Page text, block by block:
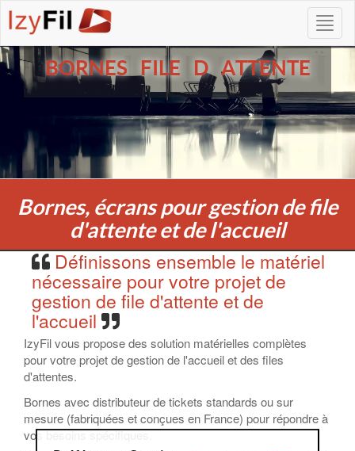
BORNES FILE D ATTENTE
Bornes, écrans pour gestion de file
d'attente et de l'accueil
Définissons ensemble le matériel
nécessaire pour votre projet de
gestion de file d'attente et de
l'accueil
IzyFil vous propose des solution matérielles complètes
pour votre projet de gestion de l'accueil et des files
d'attentes.
Bornes avec distributeur de tickets standards ou sur
mesure (fabriquées et conçues en France) pour répondre à
vos besoins spécifiques.